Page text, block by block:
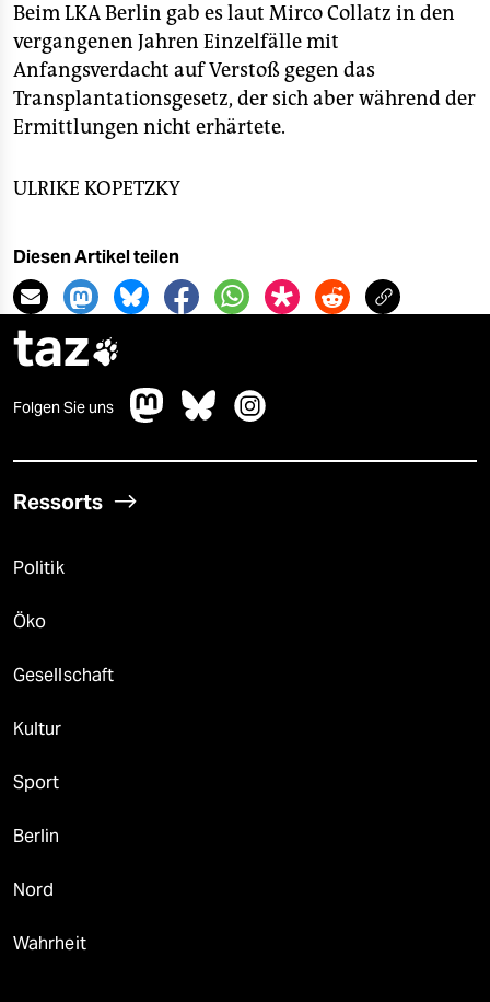
Beim LKA Berlin gab es laut Mirco Collatz in den
vergangenen Jahren Einzelfälle mit
Anfangsverdacht auf Verstoß gegen das
Transplantationsgesetz, der sich aber während der
Ermittlungen nicht erhärtete.
ULRIKE KOPETZKY
Diesen Artikel teilen
taz
Folgen Sie uns
Ressorts
Politik
Öko
Gesellschaft
Kultur
Sport
Berlin
Nord
Wahrheit